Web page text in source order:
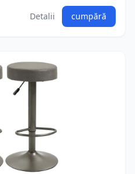
Detalii cumpără